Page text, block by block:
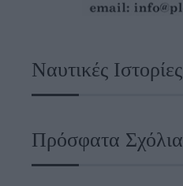
Ναυτικές Ιστορίες
Πρόσφατα Σχόλια